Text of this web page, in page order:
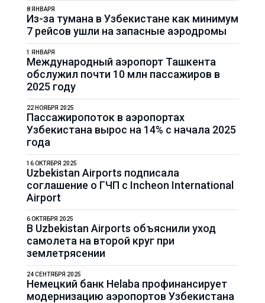
Из-за тумана в Узбекистане как минимум
7 рейсов ушли на запасные аэродромы
8 ЯНВАРЯ
Международный аэропорт Ташкента
обслужил почти 10 млн пассажиров в
2025 году
1 ЯНВАРЯ
Пассажиропоток в аэропортах
Узбекистана вырос на 14% с начала 2025
года
22 НОЯБРЯ 2025
Uzbekistan Airports подписала
соглашение о ГЧП с Incheon International
Airport
16 ОКТЯБРЯ 2025
В Uzbekistan Airports объяснили уход
самолета на второй круг при
землетрясении
6 ОКТЯБРЯ 2025
Немецкий банк Helaba профинансирует
модернизацию аэропортов Узбекистана
24 СЕНТЯБРЯ 2025